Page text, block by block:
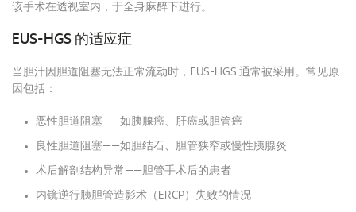
该手术在透视室内，于全身麻醉下进行。
EUS-HGS 的适应症
当胆汁因胆道阻塞无法正常流动时，EUS-HGS 通常被采用。常见原
因包括：
恶性胆道阻塞——如胰腺癌、肝癌或胆管癌
良性胆道阻塞——如胆结石、胆管狭窄或慢性胰腺炎
术后解剖结构异常——胆管手术后的患者
内镜逆行胰胆管造影术（ERCP）失败的情况